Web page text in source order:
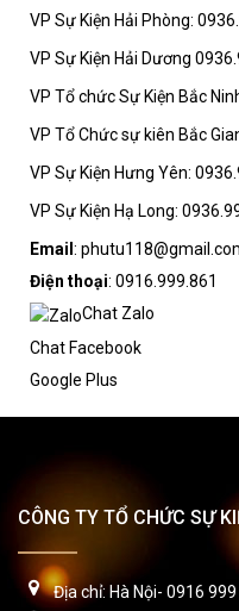
VP Sự Kiện Hải Phòng:
VP Sự Kiện Hải Dương
VP Tổ chức Sự Kiện Bắc
VP Tổ Chức sự kiên Bắc
VP Sự Kiện Hưng Yên:
VP Sự Kiện Hạ Long:
Email :
Điện thoại: 0916.999.861
Chat Zalo
Chat Facebook
Google Plus
CÔNG TY TỔ CHỨC SỰ
Địa chỉ: Hà Nội- 0916 999